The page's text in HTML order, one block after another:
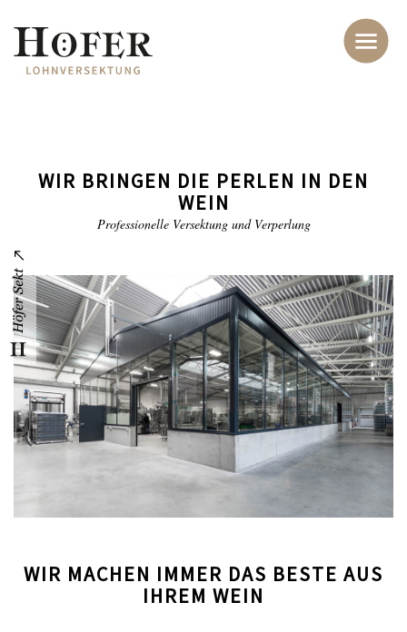
WIR BRINGEN DIE PERLEN IN DEN
WEIN
Professionelle Versektung und Verperlung
WIR MACHEN IMMER DAS BESTE AUS
IHREM WEIN